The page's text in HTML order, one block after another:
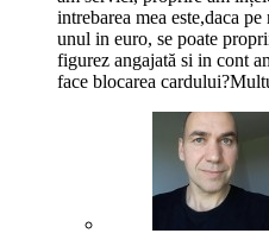
intrebarea mea este,daca
unul in euro, se poate
figurez angajată si in cont
face blocarea